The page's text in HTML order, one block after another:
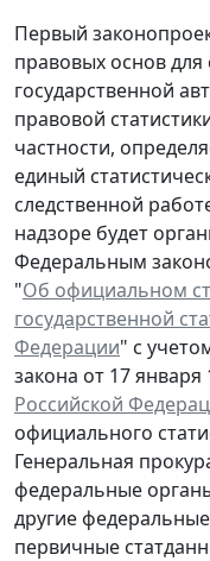
Первый
правовых основ для
государственной
правовой
частности,
единый
следственной
надзоре будет
Федеральным
"Об официальном
государственной
Федерации" с
закона от 17
Российской
официального
Генеральная
федеральные
другие
первичные